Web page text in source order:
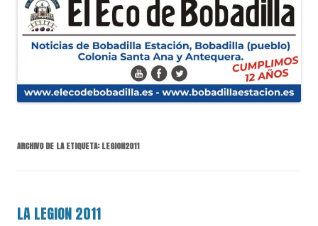
ARCHIVO DE LA ETIQUETA:LEGION2011
LA LEGION 2011